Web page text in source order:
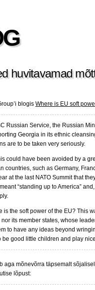
huvitavamad
blogis Where is EU soft
Russian Service, the Russian
Georgia in its ethnic
are to be taken very seriously.
could have been avoided by a
countries, such as Germany,
at the last NATO Summit that
“standing up to America”
is the soft power of the EU? This
its member states, whose
to have any ideas beyond
good little children and play
aga mõnevõrra täpsemalt
lõpust: